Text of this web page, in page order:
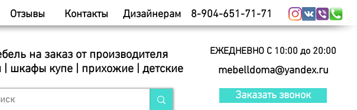
Отзывы Контакты Дизайнерам 8-904-651-71-71
на заказ от производителя
| шкафы купе | прихожие | детские
mebelldoma@yandex.ru
ЕЖЕДНЕВНО С 10:00 до 20:00
Заказать звонок